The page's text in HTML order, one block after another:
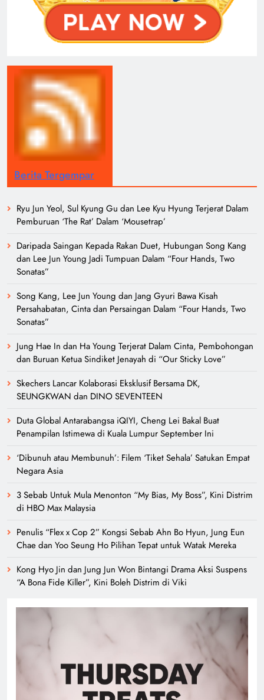
Berita Tergempar
Ryu Jun Yeol, Sul Kyung Gu dan Lee Kyu Hyung Terjerat Dalam
Pemburuan ‘The Rat’ Dalam ‘Mousetrap’
Daripada Saingan Kepada Rakan Duet, Hubungan Song Kang
dan Lee Jun Young Jadi Tumpuan Dalam “Four Hands, Two
Sonatas”
Song Kang, Lee Jun Young dan Jang Gyuri Bawa Kisah
Persahabatan, Cinta dan Persaingan Dalam “Four Hands, Two
Sonatas”
Jung Hae In dan Ha Young Terjerat Dalam Cinta, Pembohongan
dan Buruan Ketua Sindiket Jenayah di “Our Sticky Love”
Skechers Lancar Kolaborasi Eksklusif Bersama DK,
SEUNGKWAN dan DINO SEVENTEEN
Duta Global Antarabangsa iQIYI, Cheng Lei Bakal Buat
Penampilan Istimewa di Kuala Lumpur September Ini
‘Dibunuh atau Membunuh’: Filem ‘Tiket Sehala’ Satukan Empat
Negara Asia
3 Sebab Untuk Mula Menonton “My Bias, My Boss”, Kini Distrim
di HBO Max Malaysia
Penulis “Flex x Cop 2” Kongsi Sebab Ahn Bo Hyun, Jung Eun
Chae dan Yoo Seung Ho Pilihan Tepat untuk Watak Mereka
Kong Hyo Jin dan Jung Jun Won Bintangi Drama Aksi Suspens
“A Bona Fide Killer”, Kini Boleh Distrim di Viki